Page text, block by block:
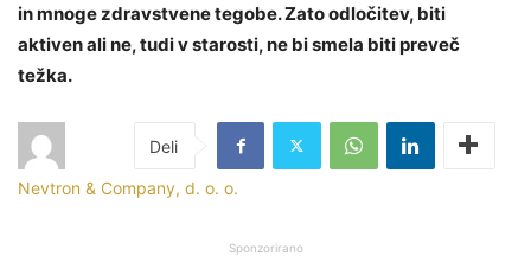
in mnoge zdravstvene tegobe. Zato odločitev, biti
aktiven ali ne, tudi v starosti, ne bi smela biti preveč
težka.
Nevtron & Company, d. o. o.
Sponzorirano